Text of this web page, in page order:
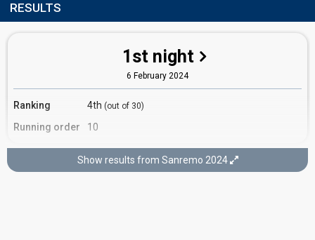
RESULTS
1st night
6 February 2024
Ranking 4th (out of 30)
Running order 10
3rd night
Show results from Sanremo 2024